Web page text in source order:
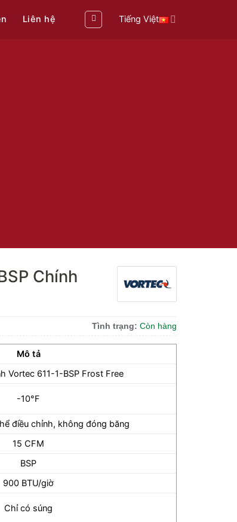
Liên hệ Tiếng Việt
Chính
Tình trạng: Còn hàng
Mô tả
Vortec 611-1-BSP Frost Free
-10°F
điều chỉnh, không đóng băng
15 CFM
BSP
900 BTU/giờ
Chỉ có súng